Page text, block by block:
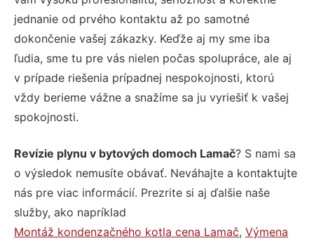
jednanie od prvého kontaktu až po samotné
dokončenie vašej zákazky. Keďže aj my sme iba
ľudia, sme tu pre vás nielen počas spolupráce, ale aj
v prípade riešenia prípadnej nespokojnosti, ktorú
vždy berieme vážne a snažíme sa ju vyriešiť k vašej
spokojnosti.
Revízie plynu v bytových domoch Lamač? S nami sa
o výsledok nemusíte obávať. Neváhajte a kontaktujte
nás pre viac informácií. Prezrite si aj ďalšie naše
služby, ako napríklad
Montáž kondenzačného kotla cena Lamač, Výmena